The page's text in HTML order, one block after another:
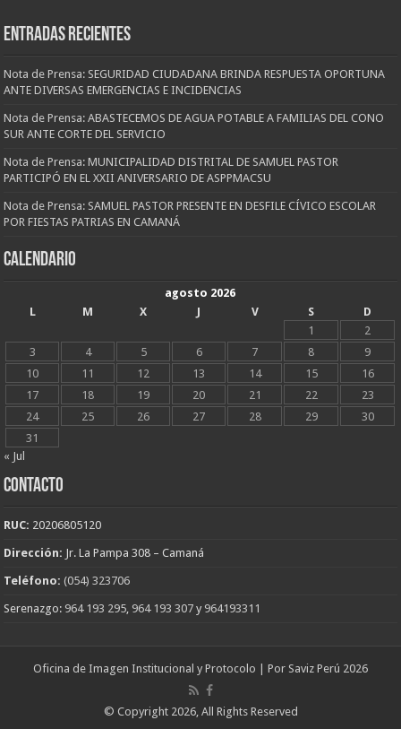
Entradas recientes
Nota de Prensa: SEGURIDAD CIUDADANA BRINDA RESPUESTA OPORTUNA
ANTE DIVERSAS EMERGENCIAS E INCIDENCIAS
Nota de Prensa: ABASTECEMOS DE AGUA POTABLE A FAMILIAS DEL CONO
SUR ANTE CORTE DEL SERVICIO
Nota de Prensa: MUNICIPALIDAD DISTRITAL DE SAMUEL PASTOR
PARTICIPÓ EN EL XXII ANIVERSARIO DE ASPPMACSU
Nota de Prensa: SAMUEL PASTOR PRESENTE EN DESFILE CÍVICO ESCOLAR
POR FIESTAS PATRIAS EN CAMANÁ
CALENDARIO
agosto 2026
L
M X J V S
D
1
2
3
4 5 6 7 8
9
10
11 12 13 14 15
16
17
18 19 20 21 22
23
24
25 26 27 28 29
30
31
« Jul
CONTACTO
RUC: 20206805120
Dirección: Jr. La Pampa 308 – Camaná
Teléfono: (054) 323706
Serenazgo: 964 193 295 964 193 307 y 964193311
Oficina de Imagen Institucional y Protocolo | Por Saviz Perú 2026
© Copyright 2026, All Rights Reserved